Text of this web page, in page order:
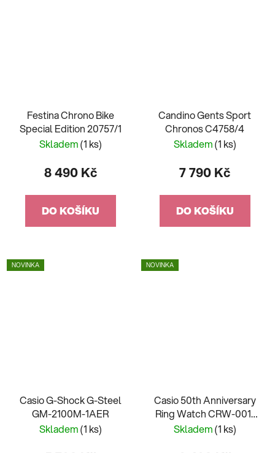
Festina Chrono Bike
Special Edition 20757/1
Skladem(1 ks)
8 490 Kč
DO KOŠÍKU
Candino Gents Sport
Chronos C4758/4
Skladem(1 ks)
7 790 Kč
DO KOŠÍKU
NOVINKA
Casio G-Shock G-Steel
GM-2100M-1AER
Skladem(1 ks)
NOVINKA
Casio 50th Anniversary
Ring Watch CRW-001-
9ER
Skladem(1 ks)